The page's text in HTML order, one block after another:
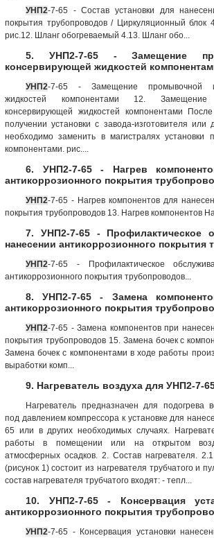
УНП2-7-65 - Состав установки для
покрытия трубопроводов / Циркуляционный блок
рис.12. Шланг обогреваемый 4.13. Шланг обо...
5. УНП2-7-65 - Замещение
консервирующей жидкостей
УНП2-7-65 - Замещение промывочной
жидкостей компонентами 12.
консервирующей жидкостей компонентами
получении установки с завода-изготовителя или
необходимо заменить в магистралях установки
компонентами. рис....
6. УНП2-7-65 - Нагрев
антикоррозионного покрытия
УНП2-7-65 - Нагрев компонентов для
покрытия трубопроводов 13. Нагрев компонентов
7. УНП2-7-65 - Профилактическое
нанесении антикоррозионного покрытия
УНП2-7-65 - Профилактическое
антикоррозионного покрытия трубопроводов...
8. УНП2-7-65 - Замена
антикоррозионного покрытия
УНП2-7-65 - Замена компонентов при
покрытия трубопроводов 15. Замена бочек с
Замена бочек с компонентами в ходе работы
выработки комп...
9. Нагреватель воздуха для УНП2-7-
Нагреватель предназначен для подогрева
под давлением компрессора к установке для
65 или в других необходимых случаях.
работы в помещении или на открытом
атмосферных осадков. 2. Состав нагревателя.
(рисунок 1) состоит из нагревателя трубчатого и
состав нагревателя трубчатого входят: - тепл...
10. УНП2-7-65 - Консервация
антикоррозионного покрытия
УНП2-7-65 - Консервация установки